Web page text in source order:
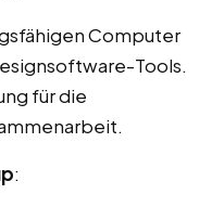
Computer
Tools.
für die
: